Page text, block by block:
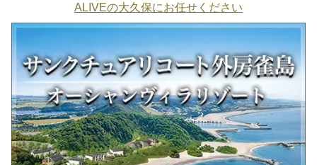
ALIVEの大久保にお任せください